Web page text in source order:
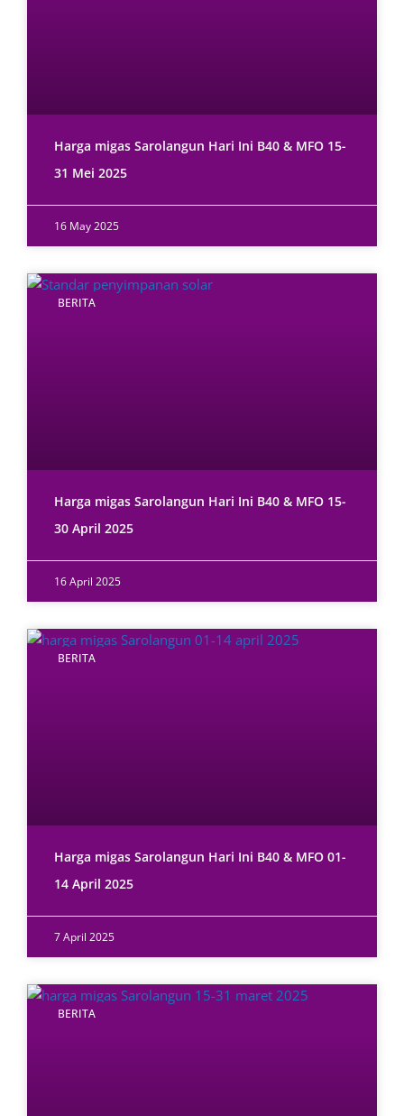
Harga migas Sarolangun Hari Ini B40 & MFO 15-
31 Mei 2025
16 May 2025
BERITA
Harga migas Sarolangun Hari Ini B40 & MFO 15-
30 April 2025
16 April 2025
BERITA
Harga migas Sarolangun Hari Ini B40 & MFO 01-
14 April 2025
7 April 2025
BERITA